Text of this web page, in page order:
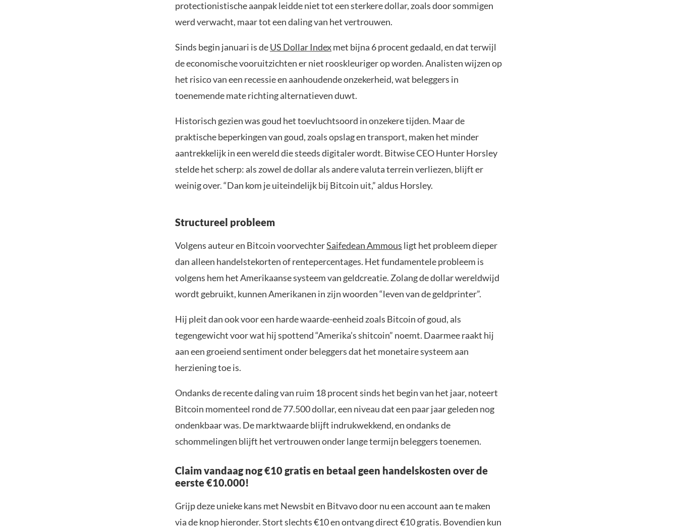
protectionistische aanpak leidde niet tot een sterkere dollar, zoals door sommigen
werd verwacht, maar tot een daling van het vertrouwen.
Sinds begin januari is deUS Dollar Indexmet bijna 6 procent gedaald, en dat terwijl
de economische vooruitzichten er niet rooskleuriger op worden. Analisten wijzen op
het risico van een recessie en aanhoudende onzekerheid, wat beleggers in
toenemende mate richting alternatieven duwt.
Historisch gezien was goud het toevluchtsoord in onzekere tijden. Maar de
praktische beperkingen van goud, zoals opslag en transport, maken het minder
aantrekkelijk in een wereld die steeds digitaler wordt. Bitwise CEO Hunter Horsley
stelde het scherp: als zowel de dollar als andere valuta terrein verliezen, blijft er
weinig over. “Dan kom je uiteindelijk bij Bitcoin uit,” aldus Horsley.
Structureel probleem
Volgens auteur en Bitcoin voorvechterSaifedean Ammous ligt het probleem dieper
dan alleen handelstekorten of rentepercentages. Het fundamentele probleem is
volgens hem het Amerikaanse systeem van geldcreatie. Zolang de dollar wereldwijd
wordt gebruikt, kunnen Amerikanen in zijn woorden “leven van de geldprinter”.
Hij pleit dan ook voor een harde waarde-eenheid zoals Bitcoin of goud, als
tegengewicht voor wat hij spottend “Amerika’s shitcoin” noemt. Daarmee raakt hij
aan een groeiend sentiment onder beleggers dat het monetaire systeem aan
herziening toe is.
Ondanks de recente daling van ruim 18 procent sinds het begin van het jaar, noteert
Bitcoin momenteel rond de 77.500 dollar, een niveau dat een paar jaar geleden nog
ondenkbaar was. De marktwaarde blijft indrukwekkend, en ondanks de
schommelingen blijft het vertrouwen onder lange termijn beleggers toenemen.
Claim vandaag nog €10 gratis en betaal geen handelskosten over de
eerste €10.000!
Grijp deze unieke kans met Newsbit en Bitvavo door nu een account aan te maken
via de knop hieronder. Stort slechts €10 en ontvang direct €10 gratis. Bovendien kun